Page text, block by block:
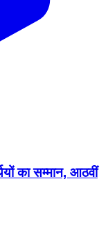
का सम्मान, आठवीं